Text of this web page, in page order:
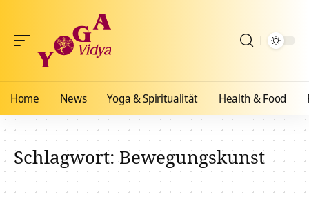
Home News Yoga & Spiritualität Health & Food
Schlagwort:Bewegungskunst